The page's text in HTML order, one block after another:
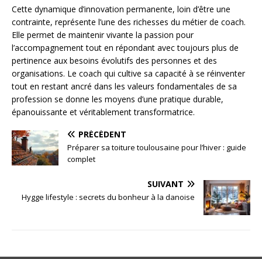
Cette dynamique d’innovation permanente, loin d’être une
contrainte, représente l’une des richesses du métier de coach.
Elle permet de maintenir vivante la passion pour
l’accompagnement tout en répondant avec toujours plus de
pertinence aux besoins évolutifs des personnes et des
organisations. Le coach qui cultive sa capacité à se réinventer
tout en restant ancré dans les valeurs fondamentales de sa
profession se donne les moyens d’une pratique durable,
épanouissante et véritablement transformatrice.
PRÉCÉDENT
Préparer sa toiture toulousaine pour l’hiver : guide
complet
SUIVANT
Hygge lifestyle : secrets du bonheur à la danoise